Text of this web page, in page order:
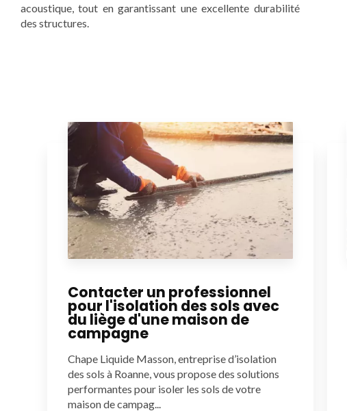
acoustique, tout en garantissant une excellente durabilité
des structures.
Contacter un professionnel
pour l'isolation des sols avec
du liège d'une maison de
campagne
Chape Liquide Masson, entreprise d’isolation
des sols à Roanne, vous propose des solutions
performantes pour isoler les sols de votre
maison de campag...